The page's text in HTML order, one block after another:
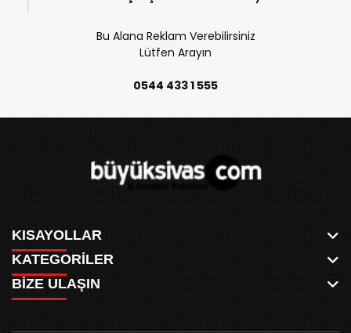
Bu Alana Reklam Verebilirsiniz
Lütfen Arayın
0544 433 1 555
KISAYOLLAR
ANASAYFA
AKSU CANLI
MEYDAN CANLI
MEDRESELER CANLI
KATEGORİLER
WHATSAPP
SPOR
BİZE ULAŞIN
0346 221 00 60